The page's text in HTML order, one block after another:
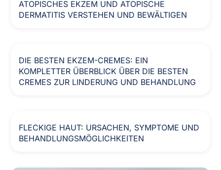
ATOPISCHES EKZEM UND ATOPISCHE
DERMATITIS VERSTEHEN UND BEWÄLTIGEN
DIE BESTEN EKZEM-CREMES: EIN
KOMPLETTER ÜBERBLICK ÜBER DIE BESTEN
CREMES ZUR LINDERUNG UND BEHANDLUNG
FLECKIGE HAUT: URSACHEN, SYMPTOME UND
BEHANDLUNGSMÖGLICHKEITEN